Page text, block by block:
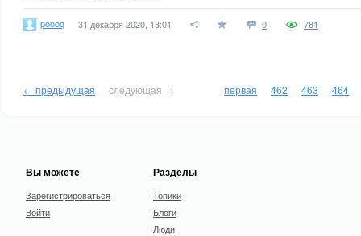
poooq 31 декабря 2020, 13:01 0 781
← предыдущая следующая → первая 462 463 464
Вы можете
Зарегистрироваться
Войти
Разделы
Топики
Блоги
Люди